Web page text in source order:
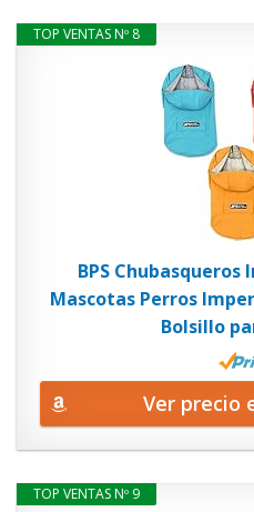
TOP VENTAS Nº 8
BPS
Mascotas Perros
Bolsillo
Ver precio
TOP VENTAS Nº 9